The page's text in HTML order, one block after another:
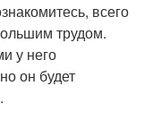
всего
трудом.
у него
он будет